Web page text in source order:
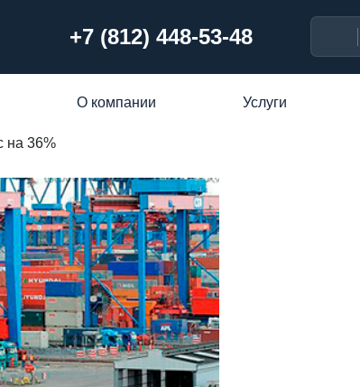
+7 (812) 448-53-48
О компании Услуги
на 36%